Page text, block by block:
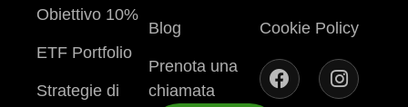
Obiettivo 10%
ETF Portfolio
Strategie di
Blog
Prenota una
chiamata
Cookie Policy